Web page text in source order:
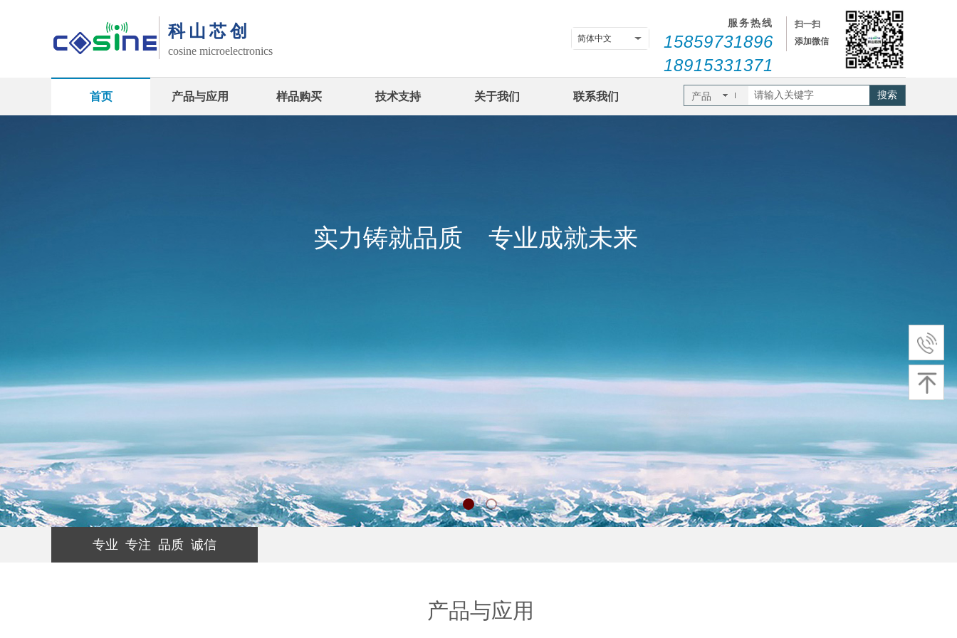
扫一扫
添加微信
服务热线
15859731896
18915331371
科山芯创
cosine microelectronics
简体中文
首页 产品与应用 样品购买 技术支持 关于我们 联系我们 产品 搜索
实力铸就品质 专业成就未来
专业 专注 品质 诚信
产品与应用